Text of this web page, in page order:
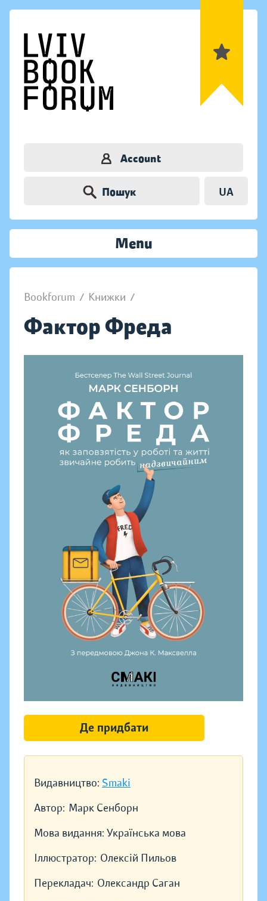
Account
Пошук UA
Menu
Bookforum / Книжки /
Фактор Фреда
Видавництво: Smaki
Автор: Марк Сенборн
Мова видання: Українська мова
Іллюстратор: Олексій Пильов
Перекладач: Олександр Саган
Де придбати